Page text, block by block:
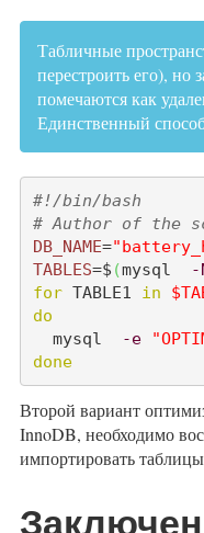
Табличные
перестроить его), но
помечаются как
Единственный
#!/bin/bash
# Author of the
DB_NAME=
TABLES=$ (mysql -
for TABLE1 in
do
  mysql
-e
done
Второй вариант
InnoDB, необходимо
импортировать